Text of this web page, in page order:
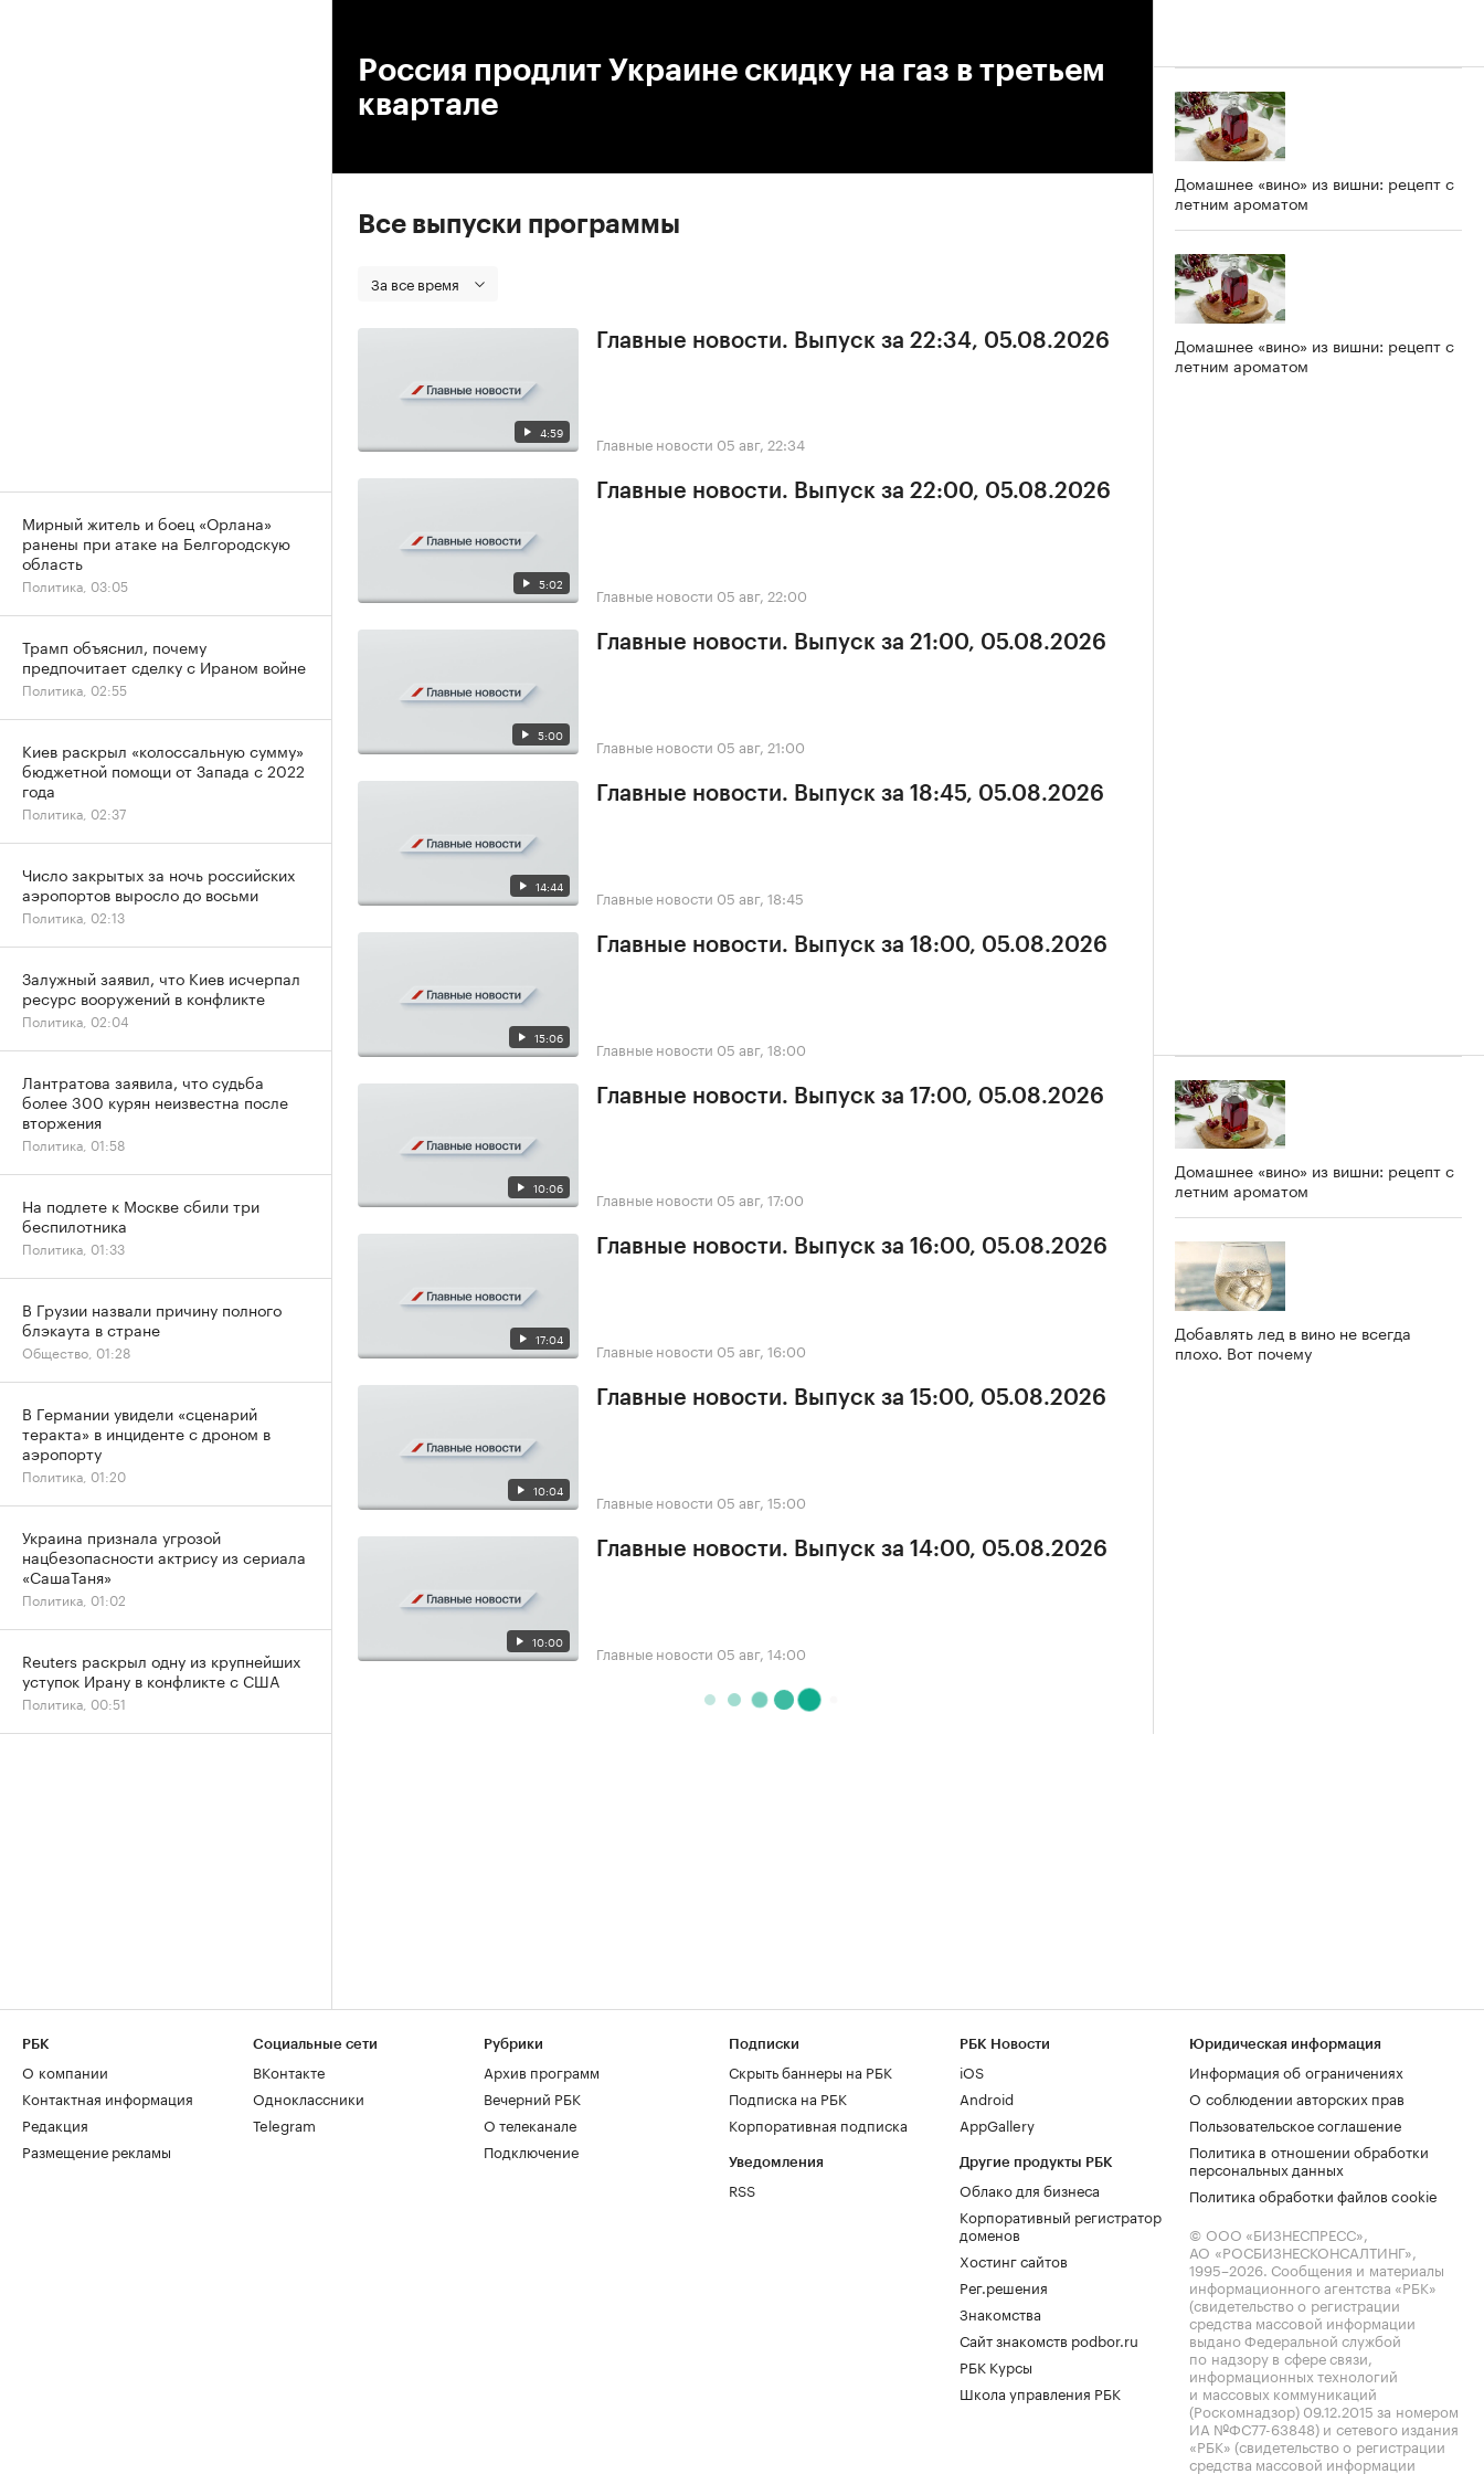
Россия продлит Украине скидку на газ в третьем
квартале
Все выпуски программы
За все время
4:59
Главные новости. Выпуск за 22:34, 05.08.2026
Главные новости 05 авг, 22:34
5:02
Главные новости. Выпуск за 22:00, 05.08.2026
Главные новости 05 авг, 22:00
5:00
Главные новости. Выпуск за 21:00, 05.08.2026
Главные новости 05 авг, 21:00
14:44
Главные новости. Выпуск за 18:45, 05.08.2026
Главные новости 05 авг, 18:45
15:06
Главные новости. Выпуск за 18:00, 05.08.2026
Главные новости 05 авг, 18:00
10:06
Главные новости. Выпуск за 17:00, 05.08.2026
Главные новости 05 авг, 17:00
17:04
Главные новости. Выпуск за 16:00, 05.08.2026
Главные новости 05 авг, 16:00
10:04
Главные новости. Выпуск за 15:00, 05.08.2026
Главные новости 05 авг, 15:00
10:00
Главные новости. Выпуск за 14:00, 05.08.2026
Главные новости 05 авг, 14:00
Домашнее «вино» из вишни: рецепт с
летним ароматом
Домашнее «вино» из вишни: рецепт с
летним ароматом
Домашнее «вино» из вишни: рецепт с
летним ароматом
Добавлять лед в вино не всегда
плохо. Вот почему
Мирный житель и боец «Орлана»
ранены при атаке на Белгородскую
область
Политика, 03:05
Трамп объяснил, почему
предпочитает сделку с Ираном войне
Политика, 02:55
Киев раскрыл «колоссальную сумму»
бюджетной помощи от Запада с 2022
года
Политика, 02:37
Число закрытых за ночь российских
аэропортов выросло до восьми
Политика, 02:13
Залужный заявил, что Киев исчерпал
ресурс вооружений в конфликте
Политика, 02:04
Лантратова заявила, что судьба
более 300 курян неизвестна после
вторжения
Политика, 01:58
На подлете к Москве сбили три
беспилотника
Политика, 01:33
В Грузии назвали причину полного
блэкаута в стране
Общество, 01:28
В Германии увидели «сценарий
теракта» в инциденте с дроном в
аэропорту
Политика, 01:20
Украина признала угрозой
нацбезопасности актрису из сериала
«СашаТаня»
Политика, 01:02
Reuters раскрыл одну из крупнейших
уступок Ирану в конфликте с США
Политика, 00:51
РБК
О компании
Контактная информация
Редакция
Размещение рекламы
Социальные сети
ВКонтакте
Одноклассники
Telegram
Рубрики
Архив программ
Вечерний РБК
О телеканале
Подключение
Подписки
Скрыть баннеры на РБК
Подписка на РБК
Корпоративная подписка
Уведомления
RSS
РБК Новости
iOS
Android
AppGallery
Другие продукты РБК
Облако для бизнеса
Корпоративный регистратор
доменов
Хостинг сайтов
Рег.решения
Знакомства
Сайт знакомств podbor.ru
РБК Курсы
Школа управления РБК
Юридическая информация
Информация об ограничениях
О соблюдении авторских прав
Пользовательское соглашение
Политика в отношении обработки
персональных данных
Политика обработки файлов cookie
© ООО «БИЗНЕСПРЕСС»,
АО «РОСБИЗНЕСКОНСАЛТИНГ»,
1995–2026. Сообщения и материалы
информационного агентства «РБК»
(свидетельство о регистрации
средства массовой информации
выдано Федеральной службой
по надзору в сфере связи,
информационных технологий
и массовых коммуникаций
(Роскомнадзор) 09.12.2015 за номером
ИА №ФС77-63848) и сетевого издания
«РБК» (свидетельство о регистрации
средства массовой информации